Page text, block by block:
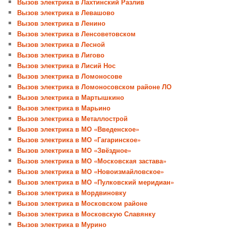
Вызов электрика в Левашово
Вызов электрика в Ленино
Вызов электрика в Ленсоветовском
Вызов электрика в Лесной
Вызов электрика в Лигово
Вызов электрика в Лисий Нос
Вызов электрика в Ломоносове
Вызов электрика в Ломоносовском районе ЛО
Вызов электрика в Мартышкино
Вызов электрика в Марьино
Вызов электрика в Металлострой
Вызов электрика в МО «Введенское»
Вызов электрика в МО «Гагаринское»
Вызов электрика в МО «Звёздное»
Вызов электрика в МО «Московская застава»
Вызов электрика в МО «Новоизмайловское»
Вызов электрика в МО «Пулковский меридиан»
Вызов электрика в Мордвиновку
Вызов электрика в Московском районе
Вызов электрика в Московскую Славянку
Вызов электрика в Мурино